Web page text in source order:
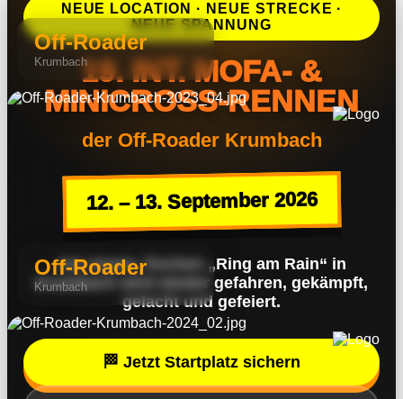
Off-Roader
Krumbach
Off-Roader
Krumbach
NEUE LOCATION · NEUE STRECKE ·
NEUE SPANNUNG
19. INT. MOFA- &
MINICROSS-RENNEN
der Off-Roader Krumbach
12. – 13. September 2026
Am neuen, frechen „Ring am Rain“ in
Krumbach
wird wieder gefahren, gekämpft,
gelacht und gefeiert.
🏁 Jetzt Startplatz sichern